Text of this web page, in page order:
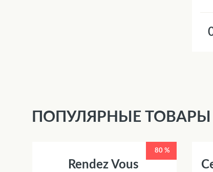
ПОПУЛЯРНЫЕ ТОВАРЫ
80 %
Rendez Vous